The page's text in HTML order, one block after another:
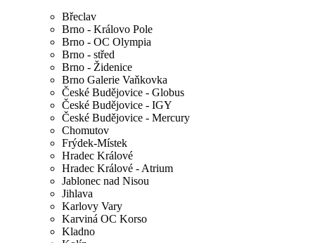
Břeclav
Brno - Královo Pole
Brno - OC Olympia
Brno - střed
Brno - Židenice
Brno Galerie Vaňkovka
České Budějovice - Globus
České Budějovice - IGY
České Budějovice - Mercury
Chomutov
Frýdek-Místek
Hradec Králové
Hradec Králové - Atrium
Jablonec nad Nisou
Jihlava
Karlovy Vary
Karviná OC Korso
Kladno